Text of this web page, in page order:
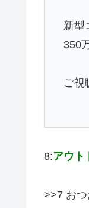
新型
350
ご視
8:アウト
>>7 お